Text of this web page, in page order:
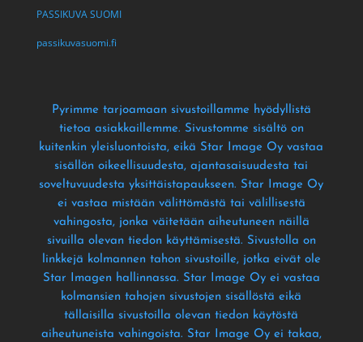
PASSIKUVA SUOMI
passikuvasuomi.fi
Pyrimme tarjoamaan sivustoillamme hyödyllistä
tietoa asiakkaillemme. Sivustomme sisältö on
kuitenkin yleisluontoista, eikä Star Image Oy vastaa
sisällön oikeellisuudesta, ajantasaisuudesta tai
soveltuvuudesta yksittäistapaukseen. Star Image Oy
ei vastaa mistään välittömästä tai välillisestä
vahingosta, jonka väitetään aiheutuneen näillä
sivuilla olevan tiedon käyttämisestä. Sivustolla on
linkkejä kolmannen tahon sivustoille, jotka eivät ole
Star Imagen hallinnassa. Star Image Oy ei vastaa
kolmansien tahojen sivustojen sisällöstä eikä
tällaisilla sivustoilla olevan tiedon käytöstä
aiheutuneista vahingoista. Star Image Oy ei takaa,